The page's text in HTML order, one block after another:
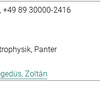
+49 89 30000-2416
Panter
Zoltán